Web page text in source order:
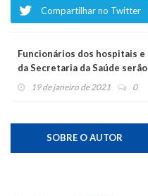
Compartilhar no Twitter
Funcionários dos hospitais e
da Secretaria da Saúde serão
os primeiros vacinados em
19 de janeiro de 2021 0
SOBRE O AUTOR